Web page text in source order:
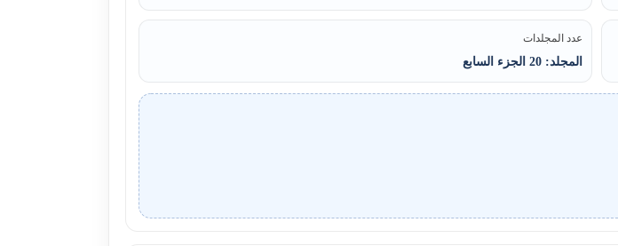
عدد المجلدات
المجلد: 20 الجزء السابع